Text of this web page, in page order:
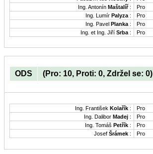
Ing. Antonín Maštalíř:
Pro
Ing. Lumír Palyza :
Pro
Ing. Pavel Planka :
Pro
Ing. et Ing. Jiří Srba : Pro
ODS (Pro: 10, Proti: 0, Zdržel se: 0)
Ing. František Kolařík :
Pro
Ing. Dalibor Madej :
Pro
Ing. Tomáš Petřík :
Pro
Josef Šrámek : Pro